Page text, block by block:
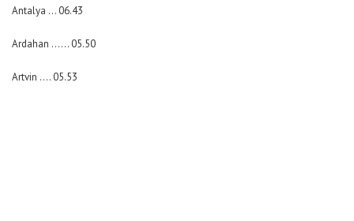
Antalya … 06.43
Ardahan …… 05.50
Artvin …. 05.53